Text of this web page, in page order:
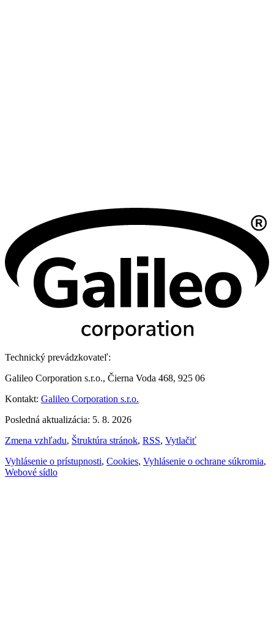
Technický prevádzkovateľ:
Galileo Corporation s.r.o., Čierna Voda 468, 925 06
Kontakt: Galileo Corporation s.r.o.
Posledná aktualizácia: 5. 8. 2026
Zmena vzhľadu, Štruktúra stránok, RSS, Vytlačiť
Vyhlásenie o prístupnosti, Cookies, Vyhlásenie o ochrane súkromia,
Webové sídlo